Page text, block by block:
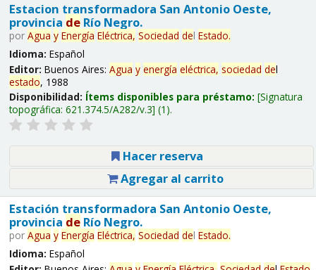
Estacion transformadora San Antonio Oeste,
provincia deRío Negro.
por Agua y Energía Eléctrica, Sociedad del Estado.
Idioma: Español
Editor: Buenos Aires: Agua y energía eléctrica, sociedad del
estado, 1988
Disponibilidad: Ítems disponibles para préstamo: Signatura
topográfica: 621.374.5/A282/v.3 (1).
Hacer reserva
Agregar al carrito
Estación transformadora San Antonio Oeste,
provincia deRío Negro.
por Agua y Energía Eléctrica, Sociedad del Estado.
Idioma: Español